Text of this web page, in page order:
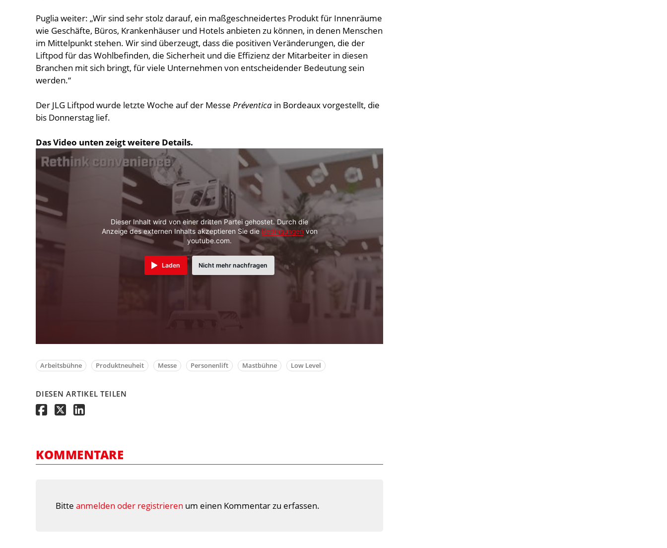
Puglia weiter: „Wir sind sehr stolz darauf, ein maßgeschneidertes Produkt für Innenräume
wie Geschäfte, Büros, Krankenhäuser und Hotels anbieten zu können, in denen Menschen
im Mittelpunkt stehen. Wir sind überzeugt, dass die positiven Veränderungen, die der
Liftpod für das Wohlbefinden, die Sicherheit und die Effizienz der Mitarbeiter in diesen
Branchen mit sich bringt, für viele Unternehmen von entscheidender Bedeutung sein
werden.“
Der JLG Liftpod wurde letzte Woche auf der Messe Préventica in Bordeaux vorgestellt, die
bis Donnerstag lief.
Das Video unten zeigt weitere Details.
Dieser Inhalt wird von einer dritten Partei gehostet. Durch die
Anzeige des externen Inhalts akzeptieren Sie die Bedingungen von
youtube.com.
Laden Nicht mehr nachfragen
Arbeitsbühne Produktneuheit Messe Personenlift Mastbühne Low Level
DIESEN ARTIKEL TEILEN
KOMMENTARE
Bitte anmelden oder registrieren um einen Kommentar zu erfassen.